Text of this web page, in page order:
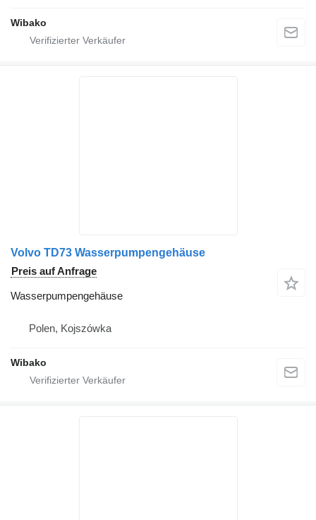
Wibako
Volvo TD73 Wasserpumpengehäuse
Preis auf Anfrage
Wasserpumpengehäuse
Polen, Kojszówka
Wibako